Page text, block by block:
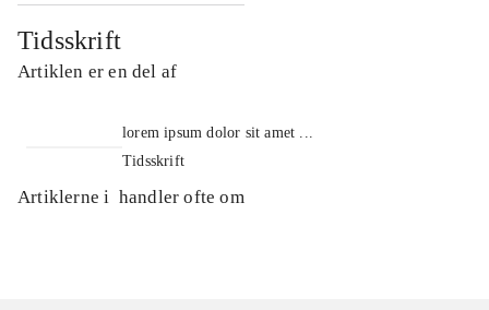
Tidsskrift
Artiklen er en del af
lorem ipsum dolor sit amet ...
Tidsskrift
Artiklerne i handler ofte om